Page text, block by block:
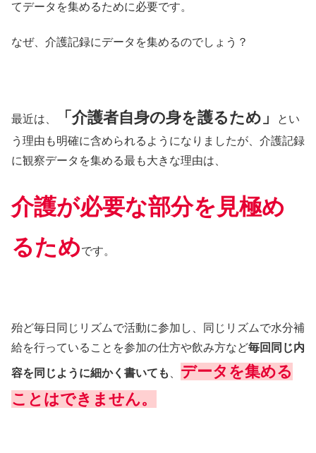
てデータを集めるために必要です。
なぜ、介護記録にデータを集めるのでしょう？
最近は、 「介護者自身の身を護るため」
とい
う理由も明確に含められるようになりましたが、介護記録
に観察データを集める最も大きな理由は、
介護が必要な部分を見極め
るためです。
殆ど毎日同じリズムで活動に参加し、同じリズムで水分補
給を行っていることを参加の仕方や飲み方など毎回同じ内
容を同じように細かく書いても
データを集める
ことはできません。